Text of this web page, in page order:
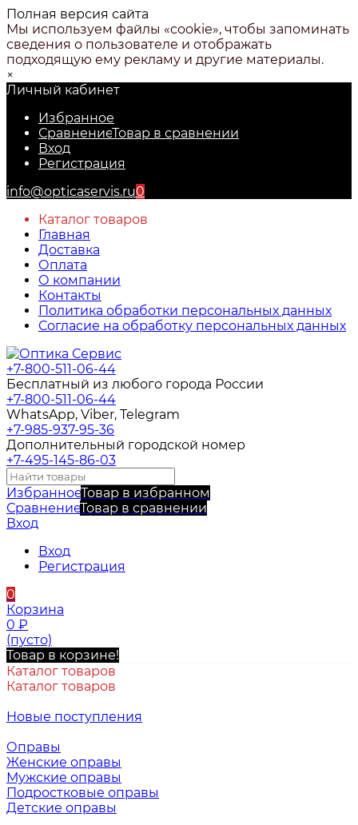
Полная версия сайта
Мы используем файлы «cookie», чтобы запоминать
сведения о пользователе и отображать
подходящую ему рекламу и другие материалы.
×
Личный кабинет
Избранное
СравнениеТовар в сравнении
Вход
Регистрация
info@opticaservis.ru0
Каталог товаров
Главная
Доставка
Оплата
О компании
Контакты
Политика обработки персональных данных
Согласие на обработку персональных данных
+7-800-511-06-44
Бесплатный из любого города России
+7-800-511-06-44
WhatsApp, Viber, Telegram
+7-985-937-95-36
Дополнительный городской номер
+7-495-145-86-03
ИзбранноеТовар в избранном
СравнениеТовар в сравнении
Вход
Вход
Регистрация
0
Корзина
0 ₽
(пусто)
Товар в корзине!
Каталог товаров
Каталог товаров
Новые поступления
Оправы
Женские оправы
Мужские оправы
Подростковые оправы
Детские оправы